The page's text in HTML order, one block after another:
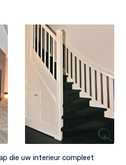
die uw interieur compleet